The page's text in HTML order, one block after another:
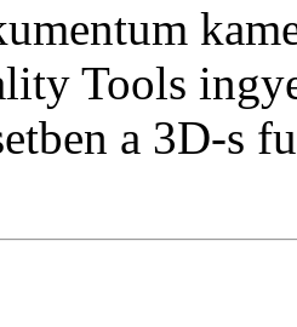
Tools
a 3D-s